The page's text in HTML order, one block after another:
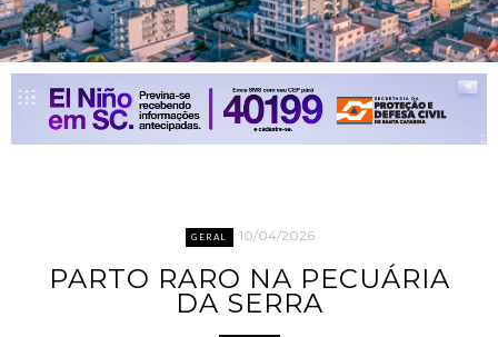
GERAL 10/04/2026
PARTO RARO NA PECUÁRIA
DA SERRA